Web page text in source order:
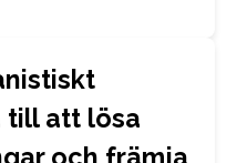
till att lösa
och främja